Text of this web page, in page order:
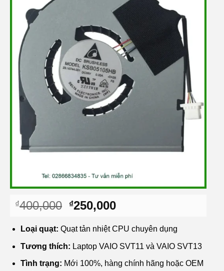
₫400,000 Giá
là:
₫400,000.
₫250,000Giá
tại
là:
₫250,000.
Loại quạt: Quạt tản nhiệt CPU chuyên dụng
Tương thích: Laptop VAIO SVT11 và VAIO SVT13
Tình trạng: Mới 100%, hàng chính hãng hoặc OEM